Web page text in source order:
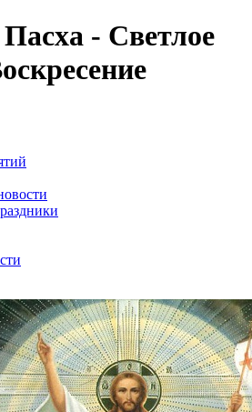
- Светлое